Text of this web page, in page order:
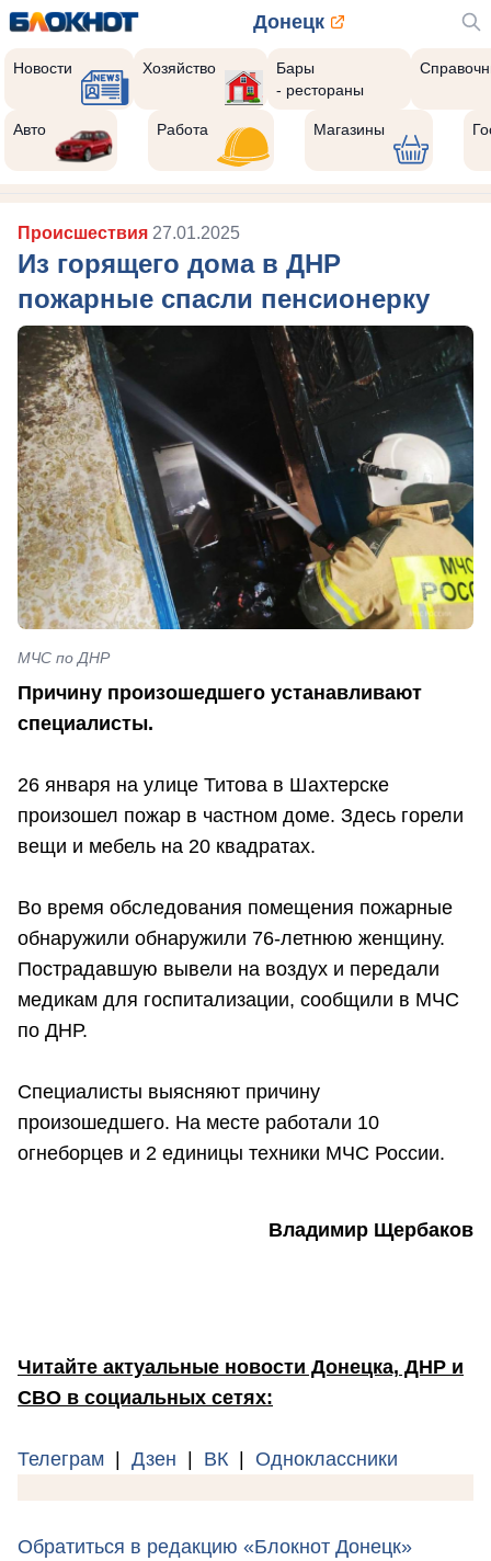
Донецк
Новости Хозяйство
Бары
- рестораны
Авто Работа Магазины
Происшествия 27.01.2025
Из горящего дома в ДНР
пожарные спасли пенсионерку
МЧС по ДНР
Причину произошедшего устанавливают
специалисты.
26 января на улице Титова в Шахтерске
произошел пожар в частном доме. Здесь горели
вещи и мебель на 20 квадратах.
Во время обследования помещения пожарные
обнаружили обнаружили 76-летнюю женщину.
Пострадавшую вывели на воздух и передали
медикам для госпитализации, сообщили в МЧС
по ДНР.
Специалисты выясняют причину
произошедшего. На месте работали 10
огнеборцев и 2 единицы техники МЧС России.
Владимир Щербаков
Читайте актуальные новости Донецка, ДНР и
СВО в социальных сетях:
Телеграм Дзен ВК Одноклассники
Обратиться в редакцию «Блокнот Донецк»